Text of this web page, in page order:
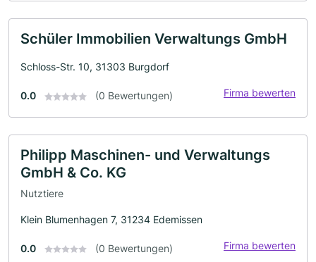
Schüler Immobilien Verwaltungs GmbH
Schloss-Str. 10, 31303 Burgdorf
0.0 (0 Bewertungen) Firma bewerten
Philipp Maschinen- und Verwaltungs
GmbH & Co. KG
Nutztiere
Klein Blumenhagen 7, 31234 Edemissen
0.0 (0 Bewertungen) Firma bewerten